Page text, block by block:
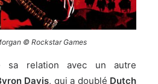
© Rockstar Games
sa relation avec un autre
Davis, qui a doublé Dutch